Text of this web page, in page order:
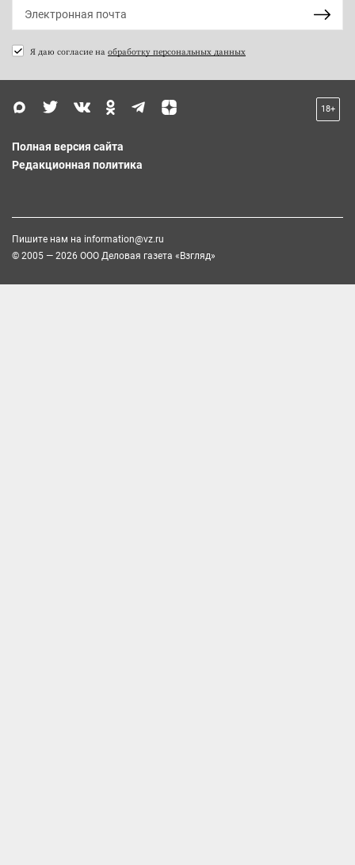
Я даю согласие на обработку персональных данных
18+
Полная версия сайта
Редакционная политика
Пишите нам на information@vz.ru
© 2005 — 2026 ООО Деловая газета «Взгляд»